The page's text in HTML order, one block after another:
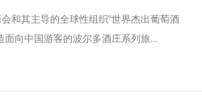
和其主导的全球性组织“世界杰出葡萄酒
面向中国游客的波尔多酒庄系列旅...